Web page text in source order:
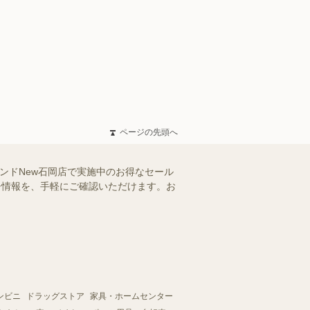
ページの先頭へ
ドNew石岡店で実施中のお得なセール
報を、手軽にご確認いただけます。お
ビニ ドラッグストア
家具・ホームセンター